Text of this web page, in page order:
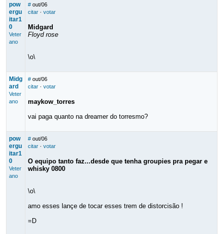
pow
ergu
itar1
0
Veter
ano
# out/06
citar· votar
Midgard
Floyd rose
\o\
Midg
ard
Veter
ano
# out/06
citar· votar
maykow_torres
vai paga quanto na dreamer do torresmo?
pow
ergu
itar1
0
Veter
ano
# out/06
citar· votar
O equipo tanto faz...desde que tenha groupies pra pegar e
whisky 0800
\o\
amo esses lançe de tocar esses trem de distorcisão !
=D